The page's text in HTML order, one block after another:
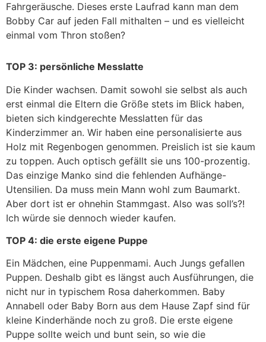
Fahrgeräusche. Dieses erste Laufrad kann man dem
Bobby Car auf jeden Fall mithalten – und es vielleicht
einmal vom Thron stoßen?
TOP 3: persönliche Messlatte
Die Kinder wachsen. Damit sowohl sie selbst als auch
erst einmal die Eltern die Größe stets im Blick haben,
bieten sich kindgerechte Messlatten für das
Kinderzimmer an. Wir haben eine personalisierte aus
Holz mit Regenbogen genommen. Preislich ist sie kaum
zu toppen. Auch optisch gefällt sie uns 100-prozentig.
Das einzige Manko sind die fehlenden Aufhänge-
Utensilien. Da muss mein Mann wohl zum Baumarkt.
Aber dort ist er ohnehin Stammgast. Also was soll’s?!
Ich würde sie dennoch wieder kaufen.
TOP 4: die erste eigene Puppe
Ein Mädchen, eine Puppenmami. Auch Jungs gefallen
Puppen. Deshalb gibt es längst auch Ausführungen, die
nicht nur in typischem Rosa daherkommen. Baby
Annabell oder Baby Born aus dem Hause Zapf sind für
kleine Kinderhände noch zu groß. Die erste eigene
Puppe sollte weich und bunt sein, so wie die